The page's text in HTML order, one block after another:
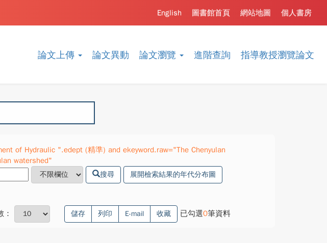
論文上傳 論文異動 論文瀏覽 進階查詢 指導教授瀏覽論文
個人書房
網站地圖
圖書館首頁
English
of Hydraulic ".edept (精準) and ekeyword.raw="The Chenyulan
watershed"
搜尋 展開檢索結果的年代分布圖
： 儲存 列印 E-mail 收藏 已勾選0筆資料